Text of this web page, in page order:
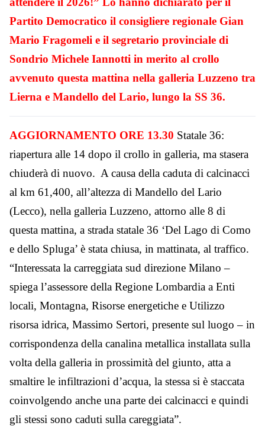
Partito Democratico il consigliere regionale Gian
Mario Fragomeli e il segretario provinciale di
Sondrio Michele Iannotti in merito al crollo
avvenuto questa mattina nella galleria Luzzeno tra
Lierna e Mandello del Lario, lungo la SS 36.
AGGIORNAMENTO ORE 13.30 Statale 36:
riapertura alle 14 dopo il crollo in galleria, ma stasera
chiuderà di nuovo. A causa della caduta di calcinacci
al km 61,400, all’altezza di Mandello del Lario
(Lecco), nella galleria Luzzeno, attorno alle 8 di
questa mattina, a strada statale 36 ‘Del Lago di Como
e dello Spluga’ è stata chiusa, in mattinata, al traffico.
“Interessata la carreggiata sud direzione Milano –
spiega l’assessore della Regione Lombardia a Enti
locali, Montagna, Risorse energetiche e Utilizzo
risorsa idrica, Massimo Sertori, presente sul luogo – in
corrispondenza della canalina metallica installata sulla
volta della galleria in prossimità del giunto, atta a
smaltire le infiltrazioni d’acqua, la stessa si è staccata
coinvolgendo anche una parte dei calcinacci e quindi
gli stessi sono caduti sulla careggiata”.